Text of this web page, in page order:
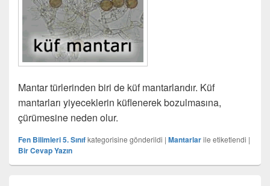
Mantar türlerinden biri de küf mantarlarıdır. Küf
mantarları yiyeceklerin küflenerek bozulmasına,
çürümesine neden olur.
Fen Bilimleri 5. Sınıfkategorisine gönderildi | Mantarlarile etiketlendi |
Bir Cevap Yazın